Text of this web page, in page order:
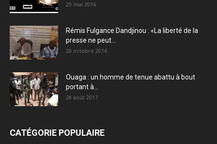
29 mai 2016
Rémis Fulgance Dandjinou : «La liberté de la
presse ne peut...
20 octobre 2016
Ouaga : un homme de tenue abattu à bout
portant à...
28 août 2017
CATÉGORIE POPULAIRE